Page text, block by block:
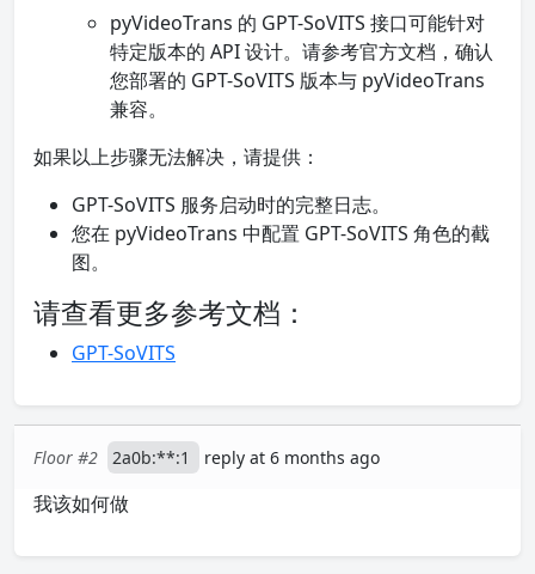
pyVideoTrans 的 GPT-SoVITS 接口可能针对
特定版本的 API 设计。请参考官方文档，确认
您部署的 GPT-SoVITS 版本与 pyVideoTrans
兼容。
如果以上步骤无法解决，请提供：
GPT-SoVITS 服务启动时的完整日志。
您在 pyVideoTrans 中配置 GPT-SoVITS 角色的截
图。
请查看更多参考文档：
GPT-SoVITS
Floor #2 2a0b:**:1 reply at 6 months ago
我该如何做